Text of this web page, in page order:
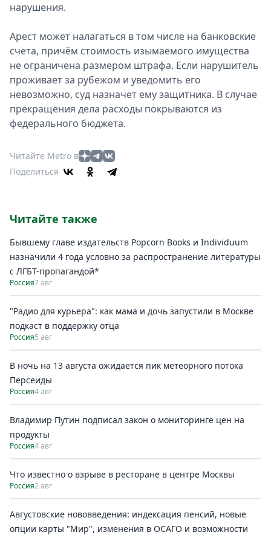
нарушения.
Арест может налагаться в том числе на банковские
счета, причём стоимость изымаемого имущества
не ограничена размером штрафа. Если нарушитель
проживает за рубежом и уведомить его
невозможно, суд назначет ему защитника. В случае
прекращения дела расходы покрываются из
федерального бюджета.
Читайте Metro в
Поделиться
Читайте также
Бывшему главе издательств Popcorn Books и Individuum
назначили 4 года условно за распространение литературы
с ЛГБТ-пропагандой*
Россия7 авг
"Радио для курьера": как мама и дочь запустили в Москве
подкаст в поддержку отца
Россия5 авг
В ночь на 13 августа ожидается пик метеорного потока
Персеиды
Россия4 авг
Владимир Путин подписал закон о мониторинге цен на
продукты
Россия4 авг
Что известно о взрыве в ресторане в центре Москвы
Россия2 авг
Августовские нововведения: индексация пенсий, новые
опции карты "Мир", изменения в ОСАГО и возможности